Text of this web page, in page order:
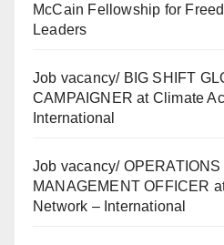
McCain Fellowship for
Leaders
Job vacancy/ BIG SHIFT
CAMPAIGNER at Climate
International
Job vacancy/
MANAGEMENT OFFICER
Network – International